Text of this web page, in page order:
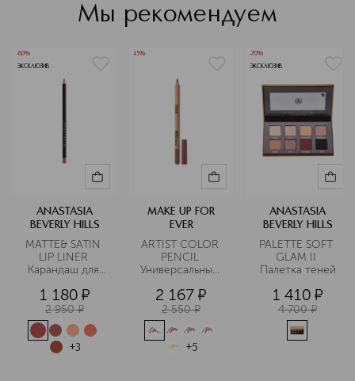
самых известных лицах мира, таких
Дженнер, Джастин и Хейли Бибер,
Виктория Бекхэм и Мишель Обама.
Подробнее
Мы рекомендуем
-60%
ЭКСКЛЮЗИВ
ANASTASIA
BEVERLY HILLS
MATTE& SATIN
LIP LINER
Карандаш для
1 180 ¤
2 950 ¤
+3
-15%
MAKE UP FOR
EVER
ARTIST COLOR
PENCIL
Универсальный
макияжа
2 167 ¤
2 550 ¤
+5
-70%
ЭКСКЛЮЗИВ
ANASTASIA
BEVERLY HILLS
PALETTE SOFT
GLAM II
Палетка теней
1 410 ¤
4 700 ¤